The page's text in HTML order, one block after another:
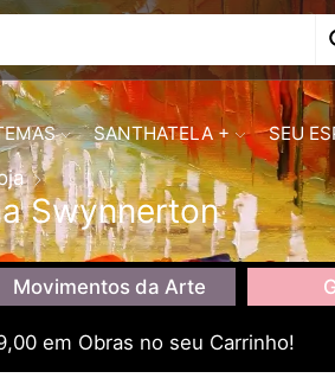
SANTHATELA + SEU
Swynnerton
Movimentos da Arte
em Obras no seu Carrinho!